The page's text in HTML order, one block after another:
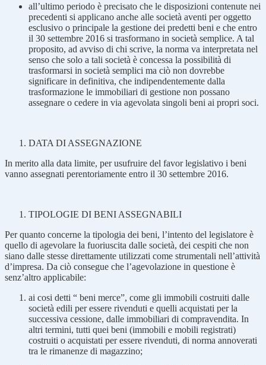
all’ultimo periodo è precisato che le disposizioni contenute nei
precedenti si applicano anche alle società aventi per oggetto
esclusivo o principale la gestione dei predetti beni e che entro
il 30 settembre 2016 si trasformano in società semplice. A tal
proposito, ad avviso di chi scrive, la norma va interpretata nel
senso che solo a tali società è concessa la possibilità di
trasformarsi in società semplici ma ciò non dovrebbe
significare in definitiva, che indipendentemente dalla
trasformazione le immobiliari di gestione non possano
assegnare o cedere in via agevolata singoli beni ai propri soci.
DATA DI ASSEGNAZIONE
In merito alla data limite, per usufruire del favor legislativo i beni
vanno assegnati perentoriamente entro il 30 settembre 2016.
TIPOLOGIE DI BENI ASSEGNABILI
Per quanto concerne la tipologia dei beni, l’intento del legislatore è
quello di agevolare la fuoriuscita dalle società, dei cespiti che non
siano dalle stesse direttamente utilizzati come strumentali nell’attività
d’impresa. Da ciò consegue che l’agevolazione in questione è
senz’altro applicabile:
ai cosi detti “ beni merce”, come gli immobili costruiti dalle
società edili per essere rivenduti e quelli acquistati per la
successiva cessione, dalle immobiliari di compravendita. In
altri termini, tutti quei beni (immobili e mobili registrati)
costruiti o acquistati per essere rivenduti, di norma annoverati
tra le rimanenze di magazzino;